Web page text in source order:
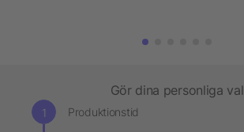
Gör dina personliga val
Produktionstid